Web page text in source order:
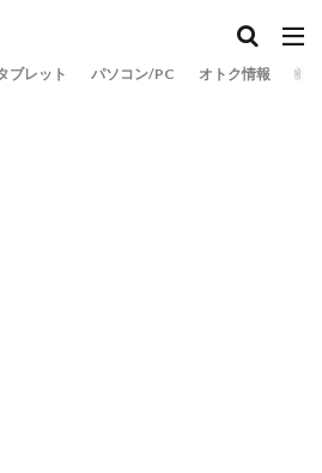
ブレット パソコン/PC オトク情報 旅